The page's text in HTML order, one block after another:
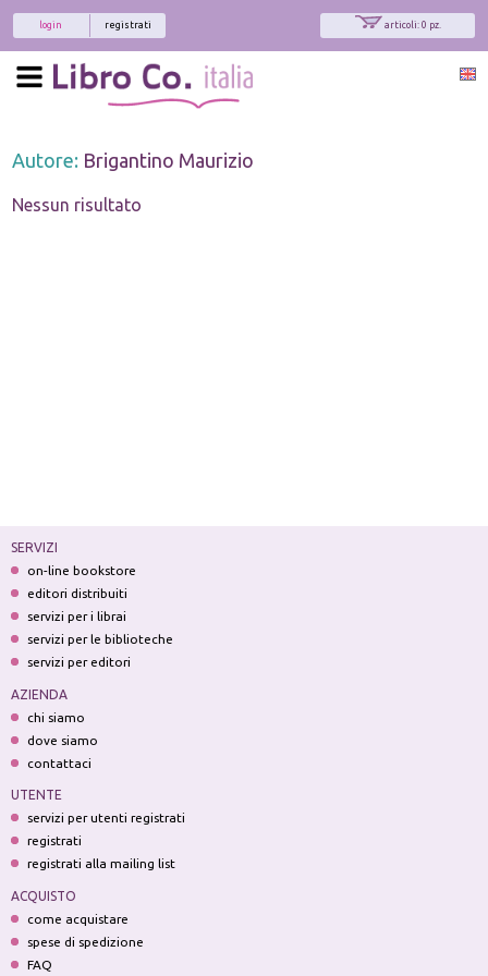
articoli: 0 pz.
registrati
login
Autore: Brigantino Maurizio
Nessun risultato
SERVIZI
on-line bookstore
editori distribuiti
servizi per i librai
servizi per le biblioteche
servizi per editori
AZIENDA
chi siamo
dove siamo
contattaci
UTENTE
servizi per utenti registrati
registrati
registrati alla mailing list
ACQUISTO
come acquistare
spese di spedizione
FAQ